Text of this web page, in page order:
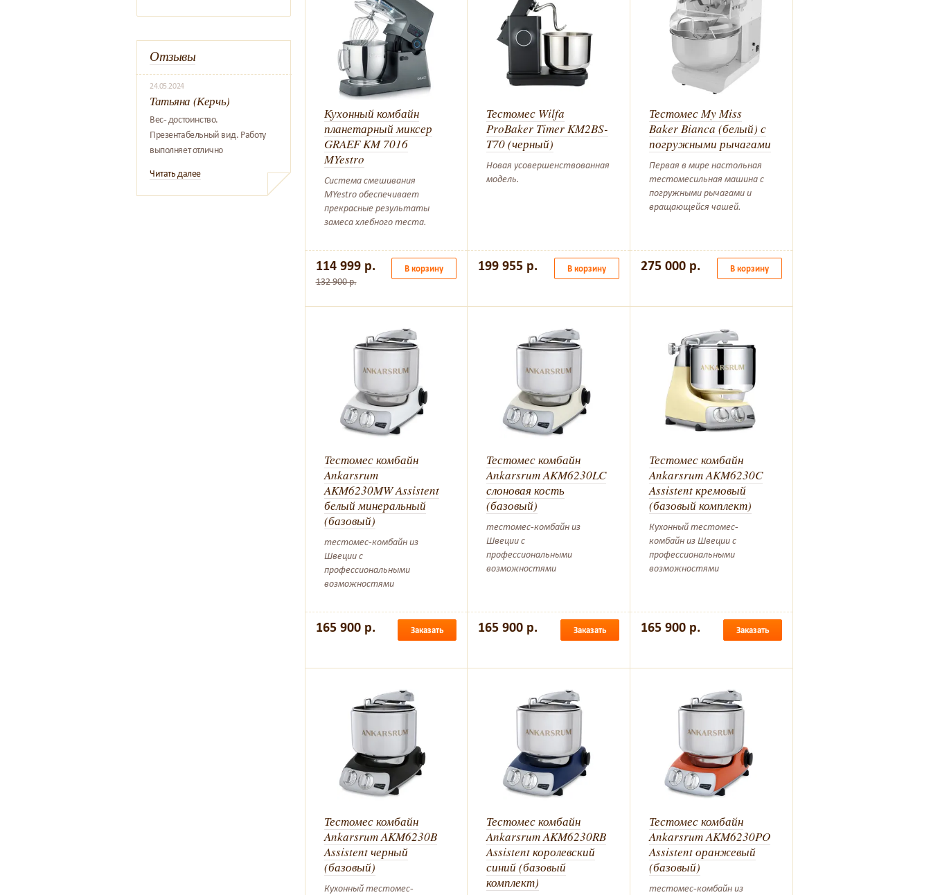
Отзывы
24.05.2024
Татьяна (Керчь)
Вес- достоинство.
Презентабельный вид. Работу
выполняет отлично
Читать далее
Кухонный комбайн
планетарный миксер
GRAEF KM 7016
MYestro
Cистема смешивания
MYestro обеспечивает
прекрасные результаты
замеса хлебного теста.
114 999 р.
132 900 р.
В корзину
Тестомес Wilfa
ProBaker Timer KM2BS-
T70 (черный)
Новая усовершенствованная
модель.
199 955 р. В корзину
Тестомес My Miss
Baker Bianca (белый) с
погружными рычагами
Первая в мире настольная
тестомесильная машина с
погружными рычагами и
вращающейся чашей.
275 000 р. В корзину
Тестомес комбайн
Ankarsrum
AKM6230MW Assistent
белый минеральный
(базовый)
тестомес-комбайн из
Швеции с
профессиональными
возможностями
165 900 р. Заказать
Тестомес комбайн
Ankarsrum AKM6230LC
слоновая кость
(базовый)
тестомес-комбайн из
Швеции с
профессиональными
возможностями
165 900 р. Заказать
Тестомес комбайн
Ankarsrum AKM6230C
Assistent кремовый
(базовый комплект)
Кухонный тестомес-
комбайн из Швеции с
профессиональными
возможностями
165 900 р. Заказать
Тестомес комбайн
Ankarsrum AKM6230B
Assistent черный
(базовый)
Кухонный тестомес-
Тестомес комбайн
Ankarsrum AKM6230RB
Assistent королевский
синий (базовый
комплект)
Тестомес комбайн
Ankarsrum AKM6230PO
Assistent оранжевый
(базовый)
тестомес-комбайн из